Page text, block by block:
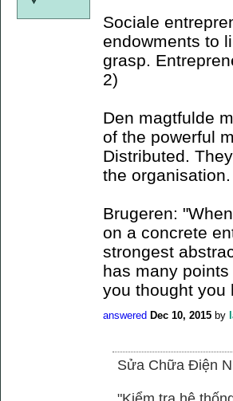
Sociale
endowments to
grasp.
2)
Den magtfulde
of the powerful
Distributed.
the
Brugeren:
on a concrete
strongest
has many
you thought you
answered Dec 10, 2015 by
Sửa Chữa Điện